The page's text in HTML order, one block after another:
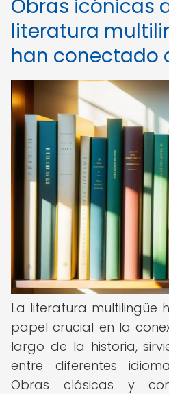
Obras icónicas
literatura
han conectado
La literatura multilingüe
papel crucial en la
largo de la historia,
entre diferentes
Obras clásicas y